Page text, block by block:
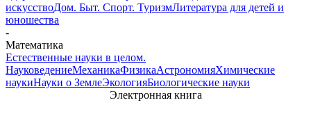
искусствоДом. Быт. Спорт. ТуризмЛитература для детей и
юношества
-
Математика
Естественные науки в целом.
НауковедениеМеханикаФизикаАстрономияХимические
наукиНауки о ЗемлеЭкологияБиологические науки
Электронная книга